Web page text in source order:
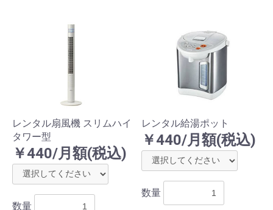
レンタル扇風機 スリムハイ
タワー型
￥440/月額(税込)
数量
レンタル給湯ポット
￥440/月額(税込)
数量